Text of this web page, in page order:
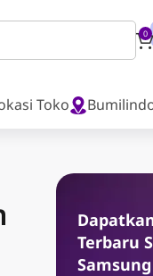
0
Toko
Terbaru
Samsung